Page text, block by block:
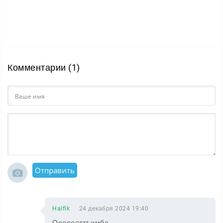
Комментарии (1)
Отправить
Halfik 24 декабря 2024 19:40